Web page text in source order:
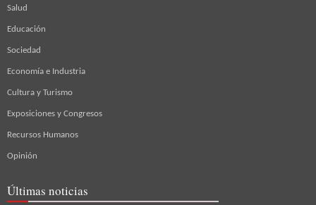
Salud
Educación
Sociedad
Economía e Industria
Cultura y Turismo
Exposiciones y Congresos
Recursos Humanos
Opinión
Últimas noticias